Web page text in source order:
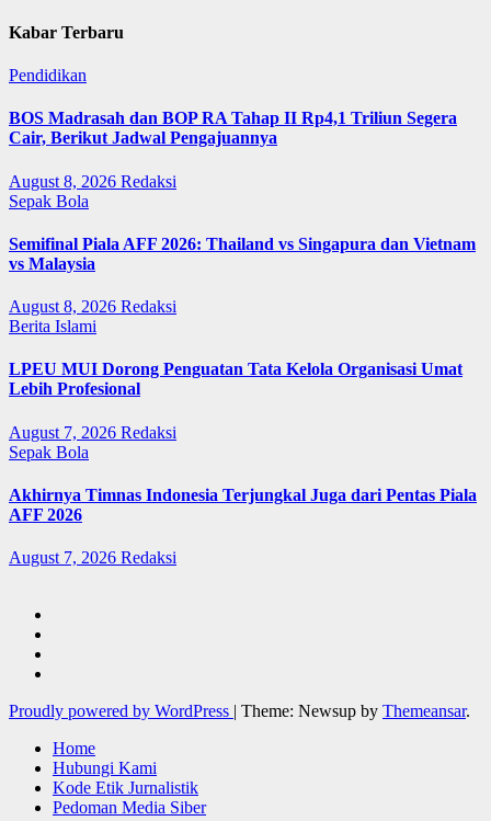
Kabar Terbaru
Pendidikan
BOS Madrasah dan BOP RA Tahap II Rp4,1 Triliun Segera
Cair, Berikut Jadwal Pengajuannya
August 8, 2026 Redaksi
Sepak Bola
Semifinal Piala AFF 2026: Thailand vs Singapura dan Vietnam
vs Malaysia
August 8, 2026 Redaksi
Berita Islami
LPEU MUI Dorong Penguatan Tata Kelola Organisasi Umat
Lebih Profesional
August 7, 2026 Redaksi
Sepak Bola
Akhirnya Timnas Indonesia Terjungkal Juga dari Pentas Piala
AFF 2026
August 7, 2026 Redaksi
Proudly powered by WordPress | Theme: Newsup by Themeansar.
Home
Hubungi Kami
Kode Etik Jurnalistik
Pedoman Media Siber